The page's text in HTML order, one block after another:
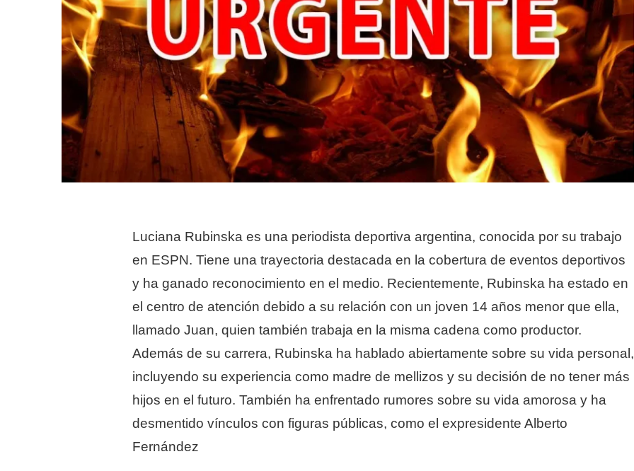
Luciana Rubinska es una periodista deportiva argentina, conocida por su trabajo
en ESPN. Tiene una trayectoria destacada en la cobertura de eventos deportivos
y ha ganado reconocimiento en el medio. Recientemente, Rubinska ha estado en
el centro de atención debido a su relación con un joven 14 años menor que ella,
llamado Juan, quien también trabaja en la misma cadena como productor.
Además de su carrera, Rubinska ha hablado abiertamente sobre su vida personal,
incluyendo su experiencia como madre de mellizos y su decisión de no tener más
hijos en el futuro. También ha enfrentado rumores sobre su vida amorosa y ha
desmentido vínculos con figuras públicas, como el expresidente Alberto
Fernández